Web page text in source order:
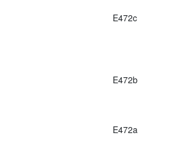
E472c
E472b
E472a